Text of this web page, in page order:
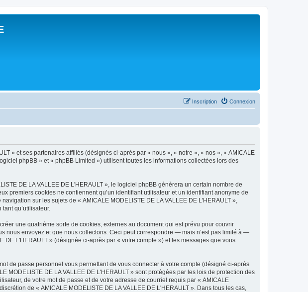
Connexion
Inscription
» et ses partenaires affiliés (désignés ci-après par « nous », « notre », « nos », « AMICALE
phpBB » et « phpBB Limited ») utilisent toutes les informations collectées lors des
DE LA VALLEE DE L'HERAULT », le logiciel phpBB génèrera un certain nombre de
premiers cookies ne contiennent qu’un identifiant utilisateur et un identifiant anonyme de
sur les sujets de « AMICALE MODELISTE DE LA VALLEE DE L'HERAULT »,
qu’utilisateur.
une quatrième sorte de cookies, externes au document qui est prévu pour couvrir
nous envoyez et que nous collectons. Ceci peut correspondre — mais n’est pas limité à —
DE L'HERAULT » (désignée ci-après par « votre compte ») et les messages que vous
de passe personnel vous permettant de vous connecter à votre compte (désigné ci-après
MODELISTE DE LA VALLEE DE L'HERAULT » sont protégées par les lois de protection des
de votre mot de passe et de votre adresse de courriel requis par « AMICALE
de « AMICALE MODELISTE DE LA VALLEE DE L'HERAULT ». Dans tous les cas,